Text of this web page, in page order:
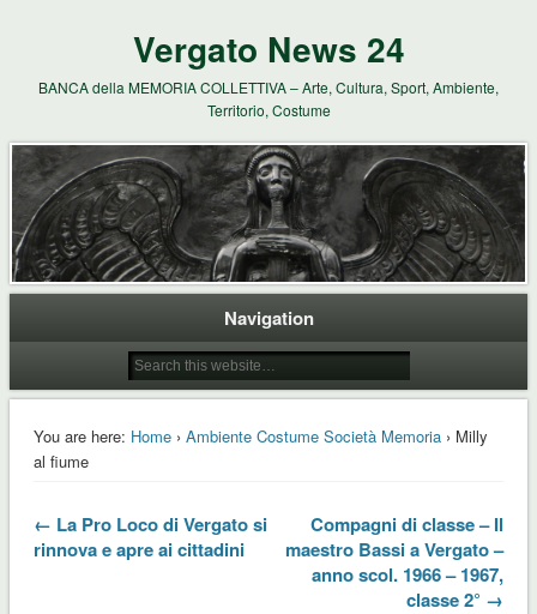
Vergato News 24
BANCA della MEMORIA COLLETTIVA – Arte, Cultura, Sport, Ambiente,
Territorio, Costume
Navigation
You are here: Home› Ambiente Costume Società Memoria› Milly
al fiume
← La Pro Loco di Vergato si
rinnova e apre ai cittadini
Compagni di classe – Il
maestro Bassi a Vergato –
anno scol. 1966 – 1967,
classe 2° →